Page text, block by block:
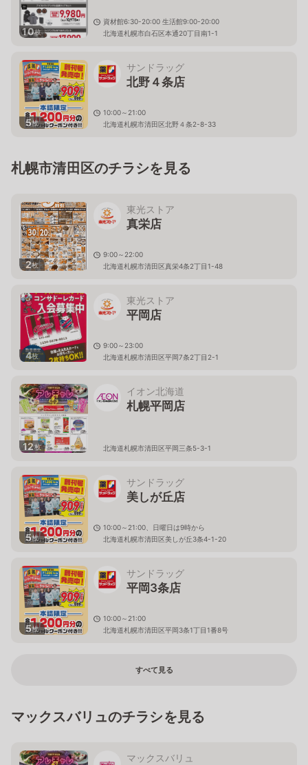
10枚
資材館6:30-20:00 生活館9:00-20:00
北海道札幌市白石区本通20丁目南1-1
5枚
サンドラッグ
北野４条店
10:00～21:00
北海道札幌市清田区北野４条2-8-33
札幌市清田区のチラシを見る
2枚
東光ストア
真栄店
9:00～22:00
北海道札幌市清田区真栄4条2丁目1-48
4枚
東光ストア
平岡店
9:00～23:00
北海道札幌市清田区平岡7条2丁目2-1
12枚
イオン北海道
札幌平岡店
北海道札幌市清田区平岡三条5-3-1
5枚
サンドラッグ
美しが丘店
10:00～21:00、日曜日は9時から
北海道札幌市清田区美しが丘3条4-1-20
5枚
サンドラッグ
平岡3条店
10:00～21:00
北海道札幌市清田区平岡3条1丁目1番8号
すべて見る
マックスバリュのチラシを見る
マックスバリュ